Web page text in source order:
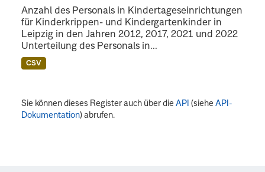
Anzahl des Personals in Kindertageseinrichtungen
für Kinderkrippen- und Kindergartenkinder in
Leipzig in den Jahren 2012, 2017, 2021 und 2022
Unterteilung des Personals in...
CSV
Sie können dieses Register auch über dieAPI (sieheAPI-
Dokumentation) abrufen.